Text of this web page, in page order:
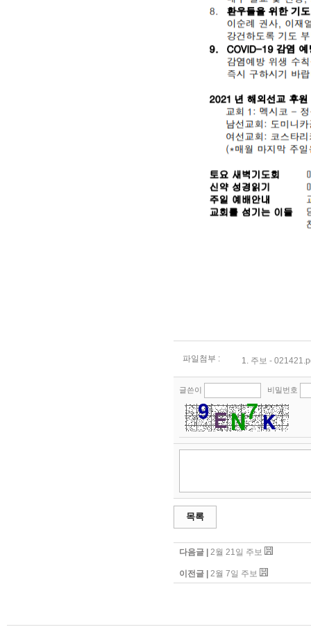
파일첨부 : 1. 주보 -
글쓴이 비밀번호
목록
다음글 | 2월 21일 주보
이전글 | 2월 7일 주보